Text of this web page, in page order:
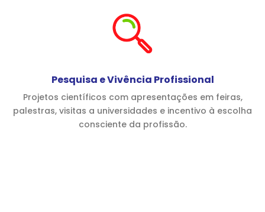
Pesquisa e Vivência Profissional
Projetos científicos com apresentações em feiras,
palestras, visitas a universidades e incentivo à escolha
consciente da profissão.